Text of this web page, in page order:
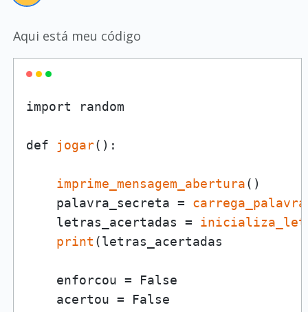
Aqui está meu código
import random
def jogar():
imprime_mensagem_abertura()
    palavra_secreta =
    letras_acertadas =
print (letras_acertadas
    enforcou = False
    acertou = False